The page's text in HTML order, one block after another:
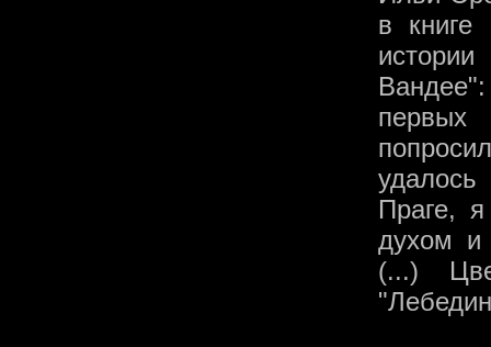
в книге
первых
Праге,
духом и
(...)